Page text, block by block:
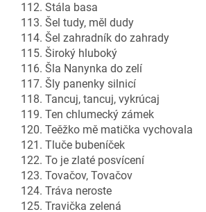
112. Stála basa
113. Šel tudy, měl dudy
114. Šel zahradník do zahrady
115. Široký hluboký
116. Šla Nanynka do zelí
117. Šly panenky silnicí
118. Tancuj, tancuj, vykrúcaj
119. Ten chlumecký zámek
120. Teěžko mě matička vychovala
121. Tluče bubeníček
122. To je zlaté posvícení
123. Tovačov, Tovačov
124. Tráva neroste
125. Travička zelená